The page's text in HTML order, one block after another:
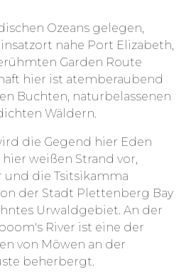
die Möglichkeit, auf
kleines Forschungsprojekt
einer/m örtlichen
zu arbeiten.
Ozeans gelegen,
nahe Port Elizabeth,
Garden Route
hier ist atemberaubend
Buchten, naturbelassenen
Wäldern.
die Gegend hier Eden
weißen Strand vor,
und die Tsitsikamma
der Stadt Plettenberg Bay
Urwaldgebiet. An der
River ist eine der
von Möwen an der
beherbergt.